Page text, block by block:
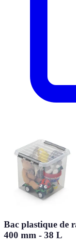
Bac plastique de
400 mm - 38 L